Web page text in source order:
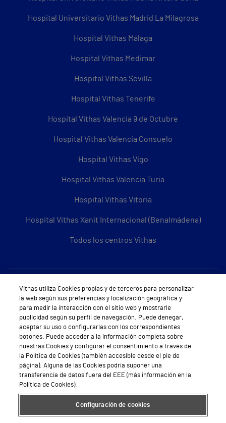
Hospital Universitario Vithas Madrid La Milagrosa
Hospital Vithas Málaga
Hospital Vithas Medimar
Hospital Vithas Sevilla
Hospital Vithas Tenerife
Hospital Vithas Valencia 9 de Octubre
Hospital Vithas Valencia Consuelo
Hospital Vithas Vigo
Hospital Vithas Valencia Turia
Hospital Vithas Vitoria
Hospital Vithas Xanit Internacional (Benalmádena)
Todos los centros Vithas
Sobre Vithas
Quiénes somos
Trabajar en Vithas
Teléfono Cita Médica
Teléfono Atención al Cliente
Política de seguridad y salud en el trabajo
Conoce a Supervita
Vithas utiliza Cookies propias y de terceros para personalizar
la web según sus preferencias y localización geográfica y
para medir la interacción con el sitio web y mostrarle
publicidad según su perfil de navegación. Puede denegar,
aceptar su uso o configurarlas con los correspondientes
botones. Puede acceder a la información completa sobre
nuestras Cookies y configurar el consentimiento a través de
la Política de Cookies (también accesible desde el pie de
página). Alguna de las Cookies podría suponer una
transferencia de datos fuera del EEE (más información en la
Política de Cookies).
Configuración de cookies